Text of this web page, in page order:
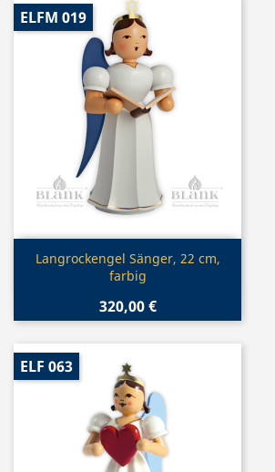
Vorschau
Langrockengel Sänger, 22 cm,
farbig
320,00 €
ELFM 019
ELF 063